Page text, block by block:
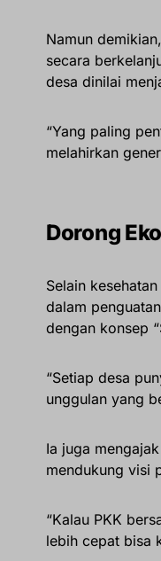
Namun
secara
desa dinilai
“Yang paling
melahirkan
Dorong
Selain
dalam
dengan konsep
“Setiap desa
unggulan yang
Ia juga
mendukung visi
“Kalau PKK
lebih cepat bisa